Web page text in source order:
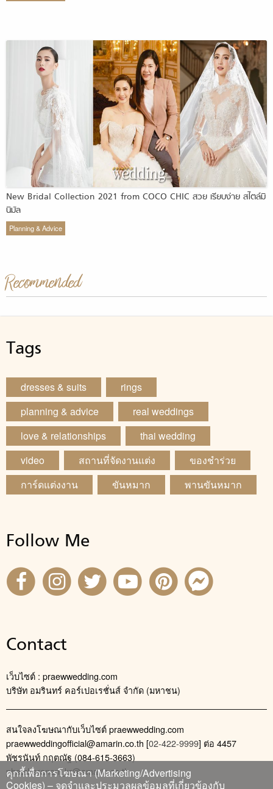
New Bridal Collection 2021 from COCO CHIC สวย เรียบง่าย สไตล์มิ
นิมัล
Planning & Advice
Recommended
Tags
dresses & suits
rings
planning & advice
real weddings
love & relationships
thai wedding
video
สถานที่จัดงานแต่ง
ของชำร่วย
การ์ดแต่งงาน
ขันหมาก พานขันหมาก
Follow Me
Contact
เว็บไซต์ : praewwedding.com
บริษัท อมรินทร์ คอร์เปอเรชั่นส์ จำกัด (มหาชน)
สนใจลงโฆษณากับเว็บไซต์ praewwedding.com
praewweddingofficial@amarin.co.th [02-422-9999] ต่อ 4457
พัชรนันท์ กฤตณัฐ (084-615-3663)
phatcharanan_kr@amarin.co.th
คุกกี้เพื่อการโฆษณา (Marketing/Advertising
Cookies) – จดจำและประมวลผลข้อมูลที่เกี่ยวข้องกับ